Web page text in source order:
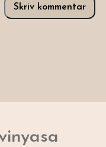
Skriv kommentar